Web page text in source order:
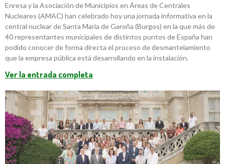
Enresa y la Asociación de Municipios en Áreas de Centrales
Nucleares (AMAC) han celebrado hoy una jornada informativa en la
central nuclear de Santa María de Garoña (Burgos) en la que más de
40 representantes municipales de distintos puntos de España han
podido conocer de forma directa el proceso de desmantelamiento
que la empresa pública está desarrollando en la instalación.
Ver la entrada completa